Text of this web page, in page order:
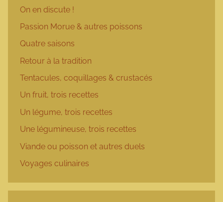
On en discute !
Passion Morue & autres poissons
Quatre saisons
Retour à la tradition
Tentacules, coquillages & crustacés
Un fruit, trois recettes
Un légume, trois recettes
Une légumineuse, trois recettes
Viande ou poisson et autres duels
Voyages culinaires